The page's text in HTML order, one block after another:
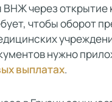
через
чтобы оборот
нужно
выплатах.